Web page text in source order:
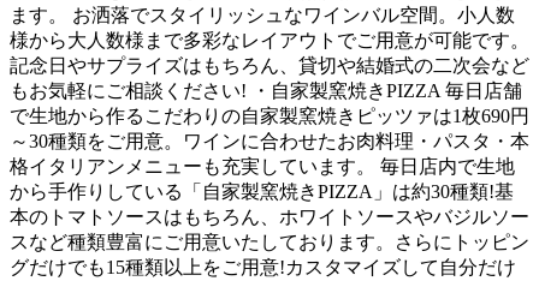
ます。 お洒落でスタイリッシュなワインバル空間。小人数
様から大人数様まで多彩なレイアウトでご用意が可能です。
記念日やサプライズはもちろん、貸切や結婚式の二次会など
もお気軽にご相談ください! ・自家製窯焼きPIZZA 毎日店舗
で生地から作るこだわりの自家製窯焼きピッツァは1枚690円
～30種類をご用意。ワインに合わせたお肉料理・パスタ・本
格イタリアンメニューも充実しています。 毎日店内で生地
から手作りしている「自家製窯焼きPIZZA」は約30種類!基
本のトマトソースはもちろん、ホワイトソースやバジルソー
スなど種類豊富にご用意いたしております。さらにトッピン
グだけでも15種類以上をご用意!カスタマイズして自分だけ